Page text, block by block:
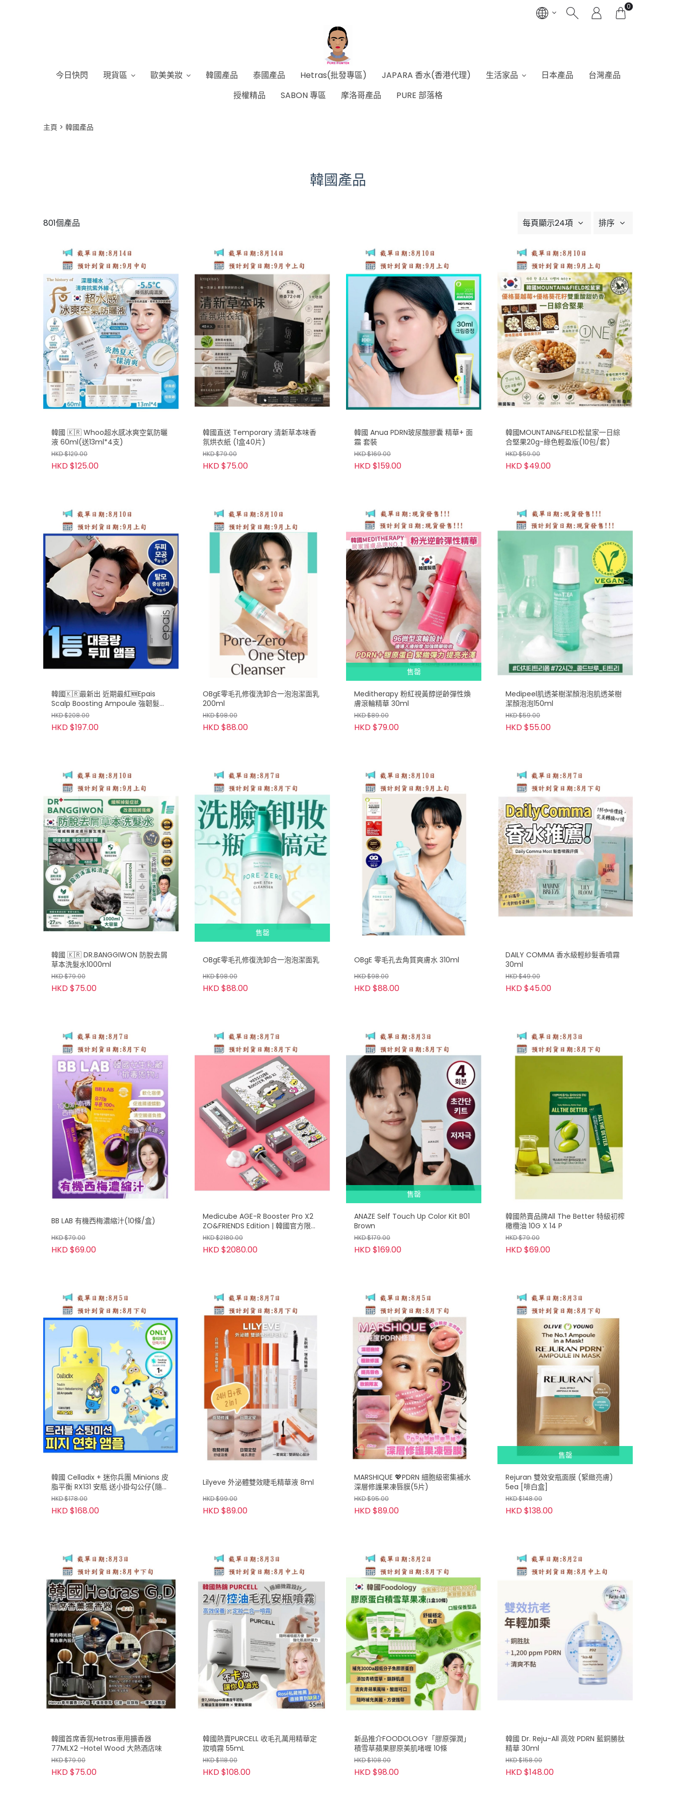
0
今日快閃 現貨區 歐美美妝 韓國產品 泰國產品 Hetras(批發專區) JAPARA 香水(香港代理) 生活家品 日本產品
台灣產品
授權精品
SABON 專區 摩洛哥產品 PURE 部落格
主頁 韓國產品
韓國產品
每頁顯示24項 排序
801個產品
韓國 🇰🇷 Whoo超水感冰爽空氣防曬
液 60ml(送13ml*4支)
HKD $129.00
HKD $125.00
韓國直送 Temporary 清新草本味香
氛烘衣紙 (1盒40片)
HKD $79.00
HKD $75.00
韓國 Anua PDRN玻尿酸膠囊 精華+ 面
霜 套裝
HKD $169.00
HKD $159.00
韓國MOUNTAIN&FIELD松鼠家一日綜
合堅果20g-綠色輕盈版(10包/套)
HKD $59.00
HKD $49.00
韓國🇰🇷最新出 近期最紅🆕Epais
Scalp Boosting Ampoule 強韌髮根
頭皮精華 150ml 大容量
HKD $208.00
HKD $197.00
OBgE零毛孔修復洗卸合一泡泡潔面乳
200ml
HKD $98.00
HKD $88.00
售罄
Meditherapy 粉紅視黃醇逆齡彈性煥
膚滾輪精華 30ml
HKD $89.00
HKD $79.00
Medipeel肌透茶樹潔顏泡泡肌透茶樹
潔顏泡泡150ml
HKD $59.00
HKD $55.00
韓國 🇰🇷 DR.BANGGIWON 防脫去屑
草本洗髮水1000ml
HKD $79.00
HKD $75.00
售罄
OBgE零毛孔修復洗卸合一泡泡潔面乳
HKD $98.00
HKD $88.00
OBgE 零毛孔去角質爽膚水 310ml
HKD $98.00
HKD $88.00
DAILY COMMA 香水級輕紗髮香噴霧
30ml
HKD $49.00
HKD $45.00
BB LAB 有機西梅濃縮汁(10條/盒)
HKD $79.00
HKD $69.00
Medicube AGE-R Booster Pro X2
ZO&FRIENDS Edition | 韓國官方限量
聯名美儀
HKD $2180.00
HKD $2080.00
售罄
ANAZE Self Touch Up Color Kit B01
Brown
HKD $179.00
HKD $169.00
韓國熱賣品牌All The Better 特級初榨
橄欖油 10G X 14 P
HKD $79.00
HKD $69.00
韓國 Celladix + 迷你兵團 Minions 皮
脂平衡 RX131 安瓶 送小掛勾公仔(隨
機)
HKD $178.00
HKD $168.00
Lilyeve 外泌體雙效睫毛精華液 8ml
HKD $99.00
HKD $89.00
MARSHIQUE 💖PDRN 細胞級密集補水
深層修護果凍唇膜(5片)
HKD $95.00
HKD $89.00
售罄
Rejuran 雙效安瓶面膜 (緊緻亮膚)
5ea [啡白盒]
HKD $148.00
HKD $138.00
韓國首席香氛Hetras車用擴香器
77MLX2 -Hotel Wood 大熱酒店味
HKD $79.00
HKD $75.00
韓國熱賣PURCELL 收毛孔萬用精華定
妝噴霧 55mL
HKD $118.00
HKD $108.00
新品推介FOODOLOGY「膠原彈潤」
積雪草蘋果膠原美肌啫喱 10條
HKD $108.00
HKD $98.00
韓國 Dr. Reju-All 高效 PDRN 藍銅勝肽
精華 30ml
HKD $158.00
HKD $148.00